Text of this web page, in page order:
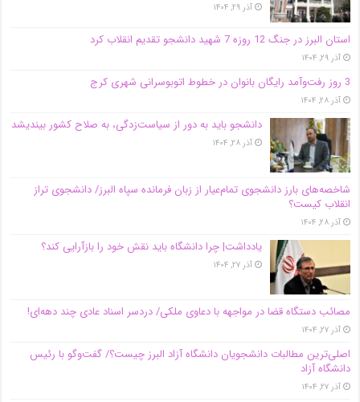
آذر ۲۹, ۱۴۰۴
استان البرز در جنگ 12 روزه 7 شهید دانشجو تقدیم انقلاب کرد
آذر ۲۹, ۱۴۰۴
3 روز رفت‌وآمد رایگان بانوان در خطوط اتوبوسرانی شهری کرج
آذر ۲۸, ۱۴۰۴
دانشجو باید به دور از سیاست‌زدگی، به صلاح کشور بیندیشد
آذر ۲۸, ۱۴۰۴
شاخصه‌های بارز دانشجوی تمام‌عیار از زبان فرمانده سپاه البرز/ دانشجوی تراز
انقلاب کیست؟
آذر ۲۸, ۱۴۰۴
یادداشت| چرا دانشگاه باید نقش خود را بازآرایی کند؟
آذر ۲۷, ۱۴۰۴
مصائب دستگاه قضا در مواجهه با دعاوی ملکی/ دردسر اسناد عادی چند‌ دهه‌ای!
آذر ۲۷, ۱۴۰۴
اصلی‌ترین مطالبات دانشجویان دانشگاه آزاد البرز چیست؟/ گفت‌وگو با رئیس
دانشگاه آز‌اد
آذر ۲۷, ۱۴۰۴